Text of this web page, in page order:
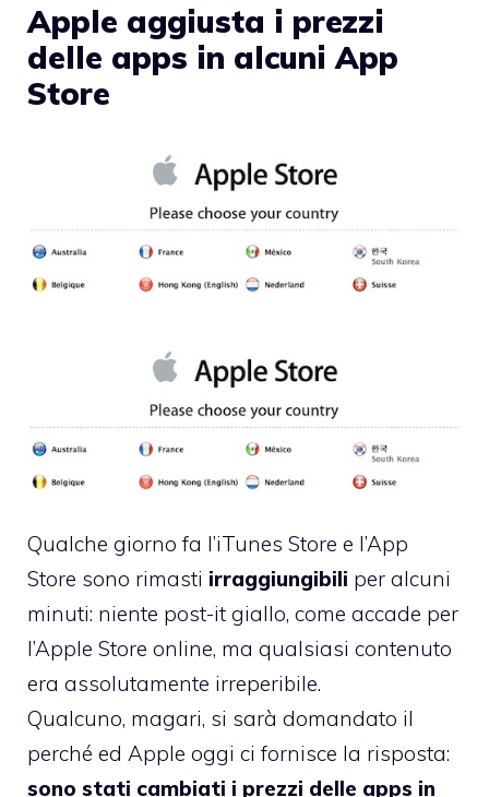
Apple aggiusta i prezzi
delle apps in alcuni App
Store
Qualche giorno fa l’iTunes Store e l’App
Store sono rimasti irraggiungibili per alcuni
minuti: niente post-it giallo, come accade per
l’Apple Store online, ma qualsiasi contenuto
era assolutamente irreperibile.
Qualcuno, magari, si sarà domandato il
perché ed Apple oggi ci fornisce la risposta:
sono stati cambiati i prezzi delle apps in